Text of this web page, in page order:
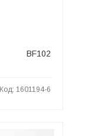
BF102
Код: 1601194-6